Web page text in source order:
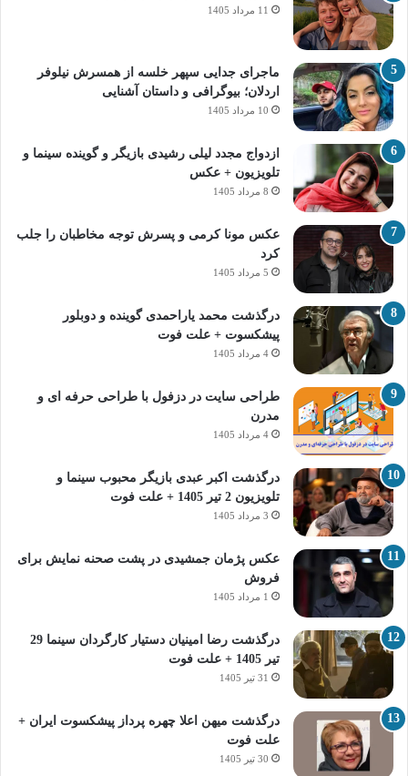
11 مرداد 1405
ماجرای جدایی سپهر خلسه از همسرش نیلوفر
اردلان؛ بیوگرافی و داستان آشنایی
10 مرداد 1405
ازدواج مجدد لیلی رشیدی بازیگر و گوینده سینما و
تلویزیون + عکس
8 مرداد 1405
عکس مونا کرمی و پسرش توجه مخاطبان را جلب
کرد
5 مرداد 1405
درگذشت محمد یاراحمدی گوینده و دوبلور
پیشکسوت + علت فوت
4 مرداد 1405
طراحی سایت در دزفول با طراحی حرفه‌ ای و
مدرن
4 مرداد 1405
درگذشت اکبر عبدی بازیگر محبوب سینما و
تلویزیون 2 تیر 1405 + علت فوت
3 مرداد 1405
عکس پژمان جمشیدی در پشت صحنه نمایش برای
فروش
1 مرداد 1405
درگذشت رضا امینیان دستیار کارگردان سینما 29
تیر 1405 + علت فوت
31 تیر 1405
درگذشت میهن اعلا چهره پرداز پیشکسوت ایران +
علت فوت
30 تیر 1405